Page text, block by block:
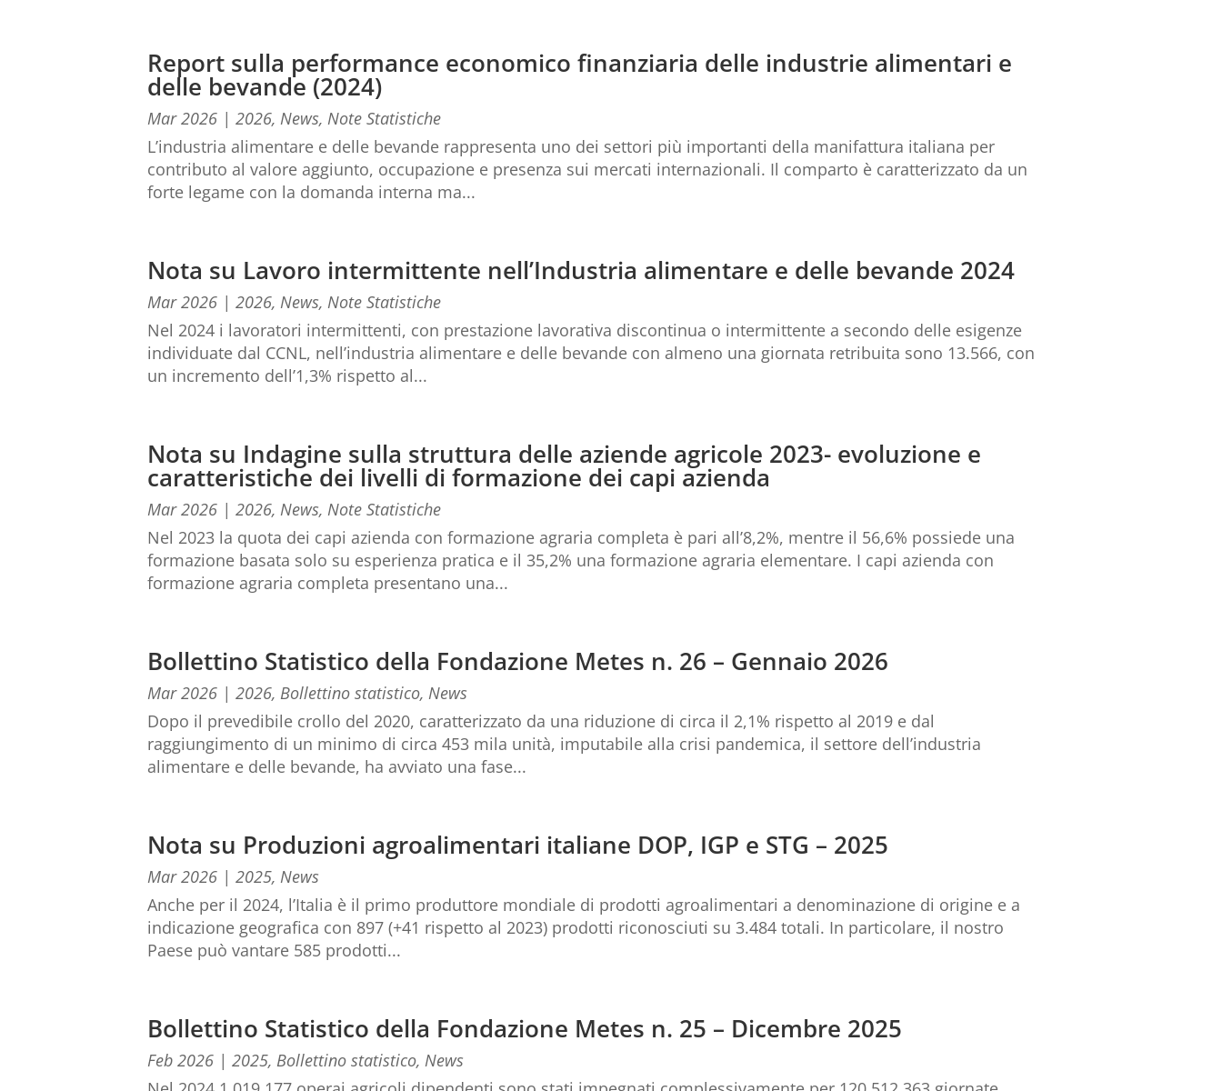
Report sulla performance economico finanziaria delle industrie alimentari e
delle bevande (2024)
Mar 2026 | 2026, News, Note Statistiche
L’industria alimentare e delle bevande rappresenta uno dei settori più importanti della manifattura italiana per
contributo al valore aggiunto, occupazione e presenza sui mercati internazionali. Il comparto è caratterizzato da un
forte legame con la domanda interna ma...
Nota su Lavoro intermittente nell’Industria alimentare e delle bevande 2024
Mar 2026 | 2026, News, Note Statistiche
Nel 2024 i lavoratori intermittenti, con prestazione lavorativa discontinua o intermittente a secondo delle esigenze
individuate dal CCNL, nell’industria alimentare e delle bevande con almeno una giornata retribuita sono 13.566, con
un incremento dell’1,3% rispetto al...
Nota su Indagine sulla struttura delle aziende agricole 2023- evoluzione e
caratteristiche dei livelli di formazione dei capi azienda
Mar 2026 | 2026, News, Note Statistiche
Nel 2023 la quota dei capi azienda con formazione agraria completa è pari all’8,2%, mentre il 56,6% possiede una
formazione basata solo su esperienza pratica e il 35,2% una formazione agraria elementare. I capi azienda con
formazione agraria completa presentano una...
Bollettino Statistico della Fondazione Metes n. 26 – Gennaio 2026
Mar 2026 | 2026, Bollettino statistico, News
Dopo il prevedibile crollo del 2020, caratterizzato da una riduzione di circa il 2,1% rispetto al 2019 e dal
raggiungimento di un minimo di circa 453 mila unità, imputabile alla crisi pandemica, il settore dell’industria
alimentare e delle bevande, ha avviato una fase...
Nota su Produzioni agroalimentari italiane DOP, IGP e STG – 2025
Mar 2026 | 2025, News
Anche per il 2024, l’Italia è il primo produttore mondiale di prodotti agroalimentari a denominazione di origine e a
indicazione geografica con 897 (+41 rispetto al 2023) prodotti riconosciuti su 3.484 totali. In particolare, il nostro
Paese può vantare 585 prodotti...
Bollettino Statistico della Fondazione Metes n. 25 – Dicembre 2025
Feb 2026 | 2025, Bollettino statistico, News